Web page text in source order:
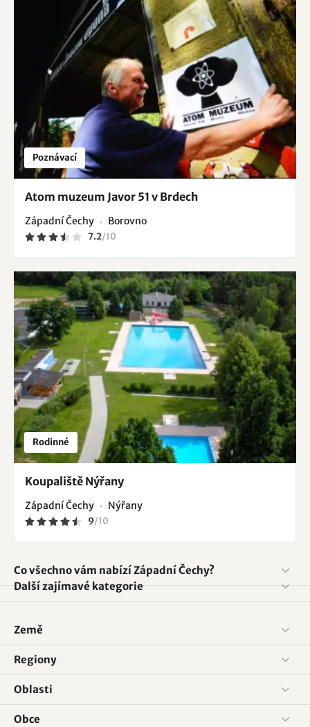
Poznávací
Atom muzeum Javor 51 v Brdech
Západní Čechy Borovno
7.2/10
Rodinné
Koupaliště Nýřany
Západní Čechy Nýřany
9/10
Co všechno vám nabízí Západní Čechy?
Další zajímavé kategorie
Země
Regiony
Oblasti
Obce